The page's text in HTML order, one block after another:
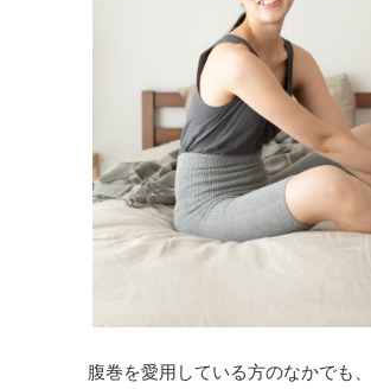
腹巻を愛用している方のなかでも